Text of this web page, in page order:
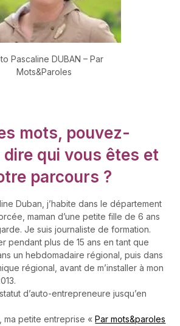
Pascaline DUBAN – Par
Mots&Paroles
mots, pouvez-
qui vous êtes et
parcours ?
Duban, j’habite dans le département
maman d’une petite fille de 6 ans
Je suis journaliste de formation.
pendant plus de 15 ans en tant que
un hebdomadaire régional, puis dans
régional, avant de m’installer à mon
d’auto-entrepreneure jusqu’en
ma petite entreprise «Par mots&paroles